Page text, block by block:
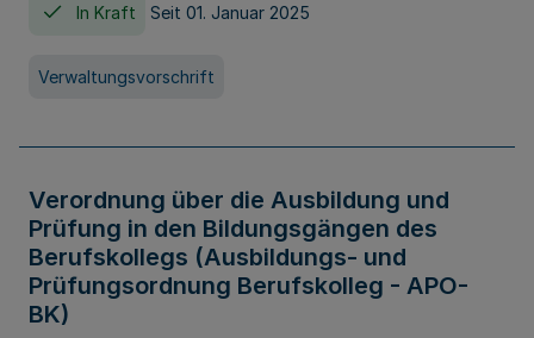
In Kraft Seit 01. Januar 2025
Verwaltungsvorschrift
Verordnung über die Ausbildung und
Prüfung in den Bildungsgängen des
Berufskollegs (Ausbildungs- und
Prüfungsordnung Berufskolleg - APO-
BK)